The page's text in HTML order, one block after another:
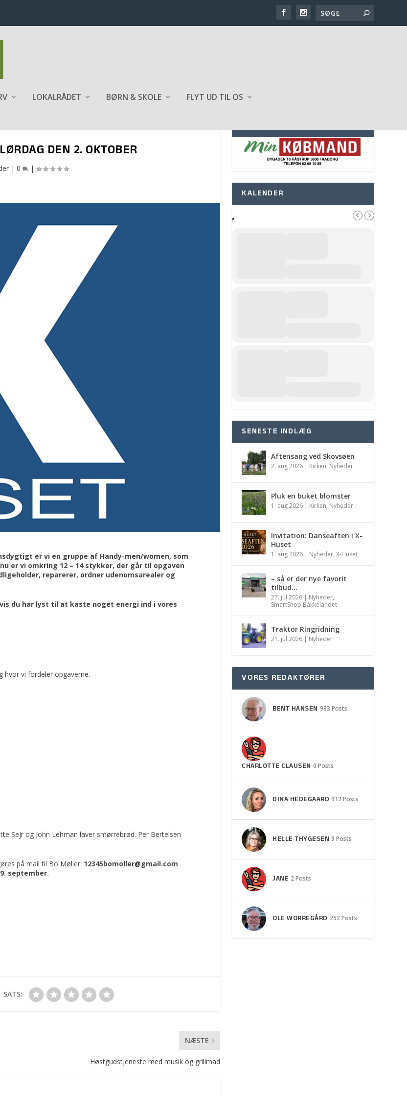
LOKALRÅDET BØRN & SKOLE FLYT UD TIL OS
DEN 2. OKTOBER
|0 |
er vi en gruppe af Handy-men/women, som
er vi omkring 12 – 14 stykker, der går til opgaven
reparerer, ordner udenomsarealer og
du har lyst til at kaste noget energi ind i vores
hvor vi fordeler opgaverne.
Sejr og John Lehman laver smørrebrød. Per Bertelsen
på mail til Bo Møller: 12345bomoller@gmail.com
september.
SATS:
NÆSTE
Høstgudstjeneste med musik og grillmad
KALENDER
,
SENESTE INDLÆG
Aftensang ved Skovsøen
2. aug 2026 | Kirken, Nyheder
Pluk en buket blomster
1. aug 2026 | Kirken, Nyheder
Invitation: Danseaften i X-
Huset
1. aug 2026 | Nyheder,X-Huset
– så er der nye favorit
tilbud…
27. jul 2026 | Nyheder,
SmartShop Bakkelandet
Traktor Ringridning
21. jul 2026 | Nyheder
VORES REDAKTØRER
BENT HANSEN 983 Posts
CHARLOTTE CLAUSEN 0 Posts
DINA HEDEGAARD 912 Posts
HELLE THYGESEN 9 Posts
JANE 2 Posts
OLE WORREGÅRD 252 Posts